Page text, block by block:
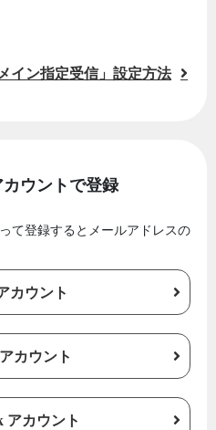
イン指定受信」設定方法
ウントで登録
て登録するとメールアドレスの
カウント
カウント
アカウント